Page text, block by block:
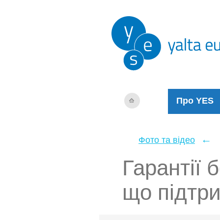
Про YES
Фото та відео ←
що